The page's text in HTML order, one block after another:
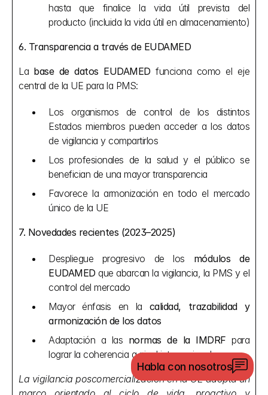
hasta que finalice la vida útil prevista del
producto (incluida la vida útil en almacenamiento)
6. Transparencia a través de EUDAMED
La base de datos EUDAMED funciona como el eje
central de la UE para la PMS:
Los organismos de control de los distintos
Estados miembros pueden acceder a los datos
de vigilancia y compartirlos
Los profesionales de la salud y el público se
benefician de una mayor transparencia
Favorece la armonización en todo el mercado
único de la UE
7. Novedades recientes (2023–2025)
Despliegue progresivo de los módulos de
EUDAMED que abarcan la vigilancia, la PMS y el
control del mercado
Mayor énfasis en la calidad, trazabilidad y
armonización de los datos
Adaptación a las normas de la IMDRF para
lograr la coherencia a nivel internacional
La vigilancia poscomercialización en la UE adopta un
Habla con nosotros